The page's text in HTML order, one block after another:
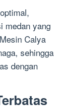
medan yang
Calya
sehingga
dengan